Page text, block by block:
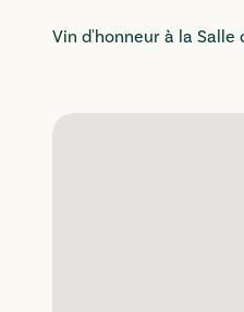
Vin d'honneur à la Salle